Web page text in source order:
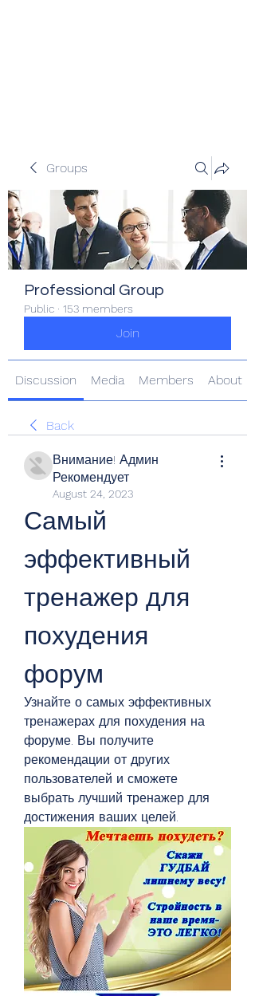
Groups
Professional Group
Public · 153 members
Join
Discussion Media Members About
Back
Внимание! Админ
Рекомендует
August 24, 2023
Самый
эффективный
тренажер для
похудения
форум
Узнайте о самых эффективных
тренажерах для похудения на
форуме. Вы получите
рекомендации от других
пользователей и сможете
выбрать лучший тренажер для
достижения ваших целей.